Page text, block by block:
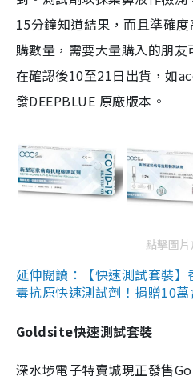
15分鐘知道結果，而且準確
購數量，需要大量購入的朋
在確認後10至21日出貨，如
發DEEPBLUE 原廠版本。
點擊圖
延伸閱讀：【快速測試套裝
毒抗原快速測試劑！捐贈10
Goldsite快速測試套裝
深水埗電子特賣城現正發售